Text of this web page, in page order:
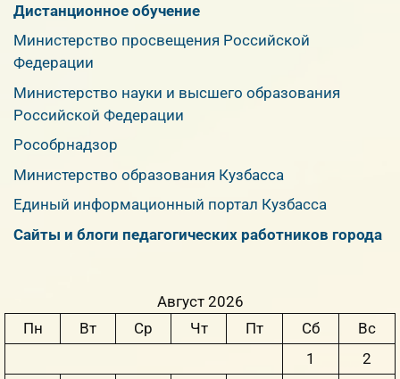
Дистанционное обучение
Министерство просвещения Российской
Федерации
Министерство науки и высшего образования
Российской Федерации
Рособрнадзор
Министерство образования Кузбасса
Единый информационный портал Кузбасса
Сайты и блоги педагогических работников города
Август 2026
Пн
Вт Ср Чт Пт Сб
Вс
1
2